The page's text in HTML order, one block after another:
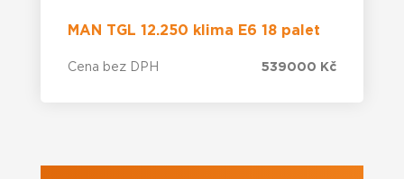
MAN TGL 12.250 klima E6 18 palet
Cena bez DPH 539000 Kč